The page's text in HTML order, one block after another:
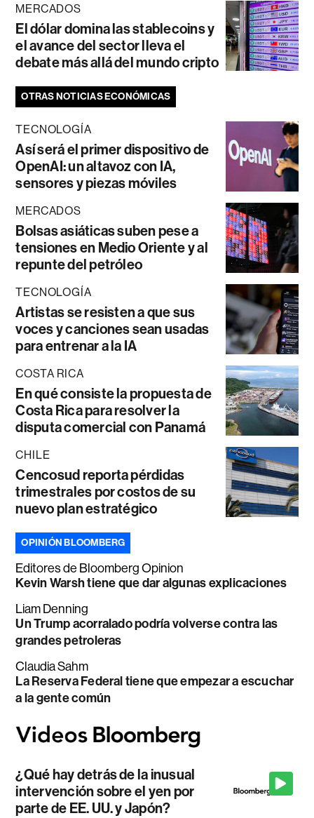
MERCADOS
El dólar domina las stablecoins y
el avance del sector lleva el
debate más allá del mundo cripto
OTRAS NOTICIAS ECONÓMICAS
TECNOLOGÍA
Así será el primer dispositivo de
OpenAI: un altavoz con IA,
sensores y piezas móviles
MERCADOS
Bolsas asiáticas suben pese a
tensiones en Medio Oriente y al
repunte del petróleo
TECNOLOGÍA
Artistas se resisten a que sus
voces y canciones sean usadas
para entrenar a la IA
COSTA RICA
En qué consiste la propuesta de
Costa Rica para resolver la
disputa comercial con Panamá
CHILE
Cencosud reporta pérdidas
trimestrales por costos de su
nuevo plan estratégico
OPINIÓN BLOOMBERG
Editores de Bloomberg Opinion
Kevin Warsh tiene que dar algunas explicaciones
Liam Denning
Un Trump acorralado podría volverse contra las
grandes petroleras
Claudia Sahm
La Reserva Federal tiene que empezar a escuchar
a la gente común
¿Qué hay detrás de la inusual
intervención sobre el yen por
parte de EE. UU. y Japón?